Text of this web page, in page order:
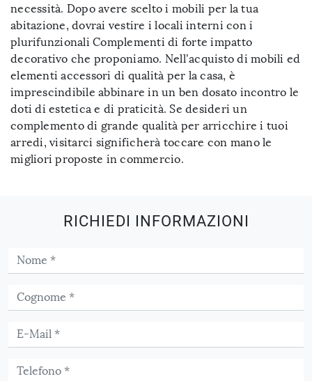
necessità. Dopo avere scelto i mobili per la tua
abitazione, dovrai vestire i locali interni con i
plurifunzionali Complementi di forte impatto
decorativo che proponiamo. Nell’acquisto di mobili ed
elementi accessori di qualità per la casa, è
imprescindibile abbinare in un ben dosato incontro le
doti di estetica e di praticità. Se desideri un
complemento di grande qualità per arricchire i tuoi
arredi, visitarci significherà toccare con mano le
migliori proposte in commercio.
RICHIEDI INFORMAZIONI